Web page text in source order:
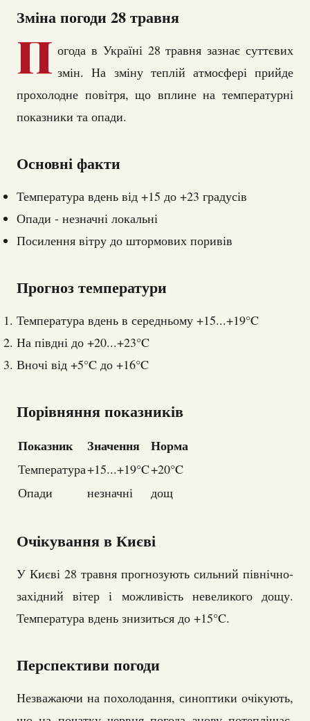
Зміна погоди 28 травня
П огода в Україні 28 травня зазнає суттєвих
змін. На зміну теплій атмосфері прийде
прохолодне повітря, що вплине на температурні
показники та опади.
Основні факти
Температура вдень від +15 до +23 градусів
Опади - незначні локальні
Посилення вітру до штормових поривів
Прогноз температури
Температура вдень в середньому +15...+19°C
На півдні до +20...+23°C
Вночі від +5°C до +16°C
Порівняння показників
Показник Значення Норма
Температура+15...+19°C+20°C
Опади
незначні дощ
Очікування в Києві
У Києві 28 травня прогнозують сильний північно-
західний вітер і можливість невеликого дощу.
Температура вдень знизиться до +15°C.
Перспективи погоди
Незважаючи на похолодання, синоптики очікують,